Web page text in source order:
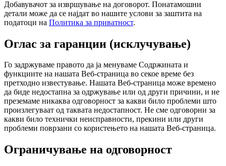
Добавувачот за извршување на договорот. Понатамошни
детали може да се најдат во нашите услови за заштита на
податоци на Политика за приватност.
Оглас за гаранции (исклучување)
Го задржуваме правото да ја менуваме Содржината и
функциите на нашата Веб-страница во секое време без
претходно известување. Нашата Веб-страница може времено
да биде недостапна за одржување или од други причини, и не
преземаме никаква одговорност за какви било проблеми што
произлегуваат од таквата недостапност. Не сме одговорни за
какви било технички неисправности, прекини или други
проблеми поврзани со користењето на нашата Веб-страница.
Ограничување на одговорност